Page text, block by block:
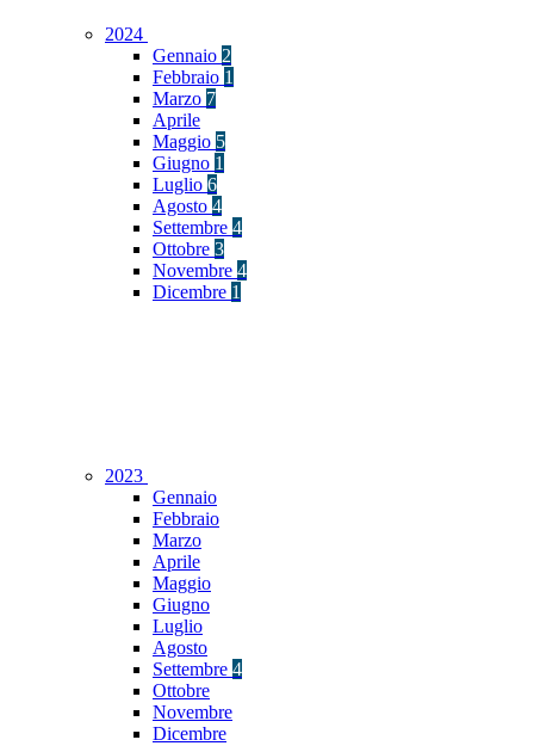
2024
Gennaio 2
Febbraio 1
Marzo 7
Aprile
Maggio 5
Giugno 1
Luglio 6
Agosto 4
Settembre 4
Ottobre 3
Novembre 4
Dicembre 1
2023
Gennaio
Febbraio
Marzo
Aprile
Maggio
Giugno
Luglio
Agosto
Settembre 4
Ottobre
Novembre
Dicembre